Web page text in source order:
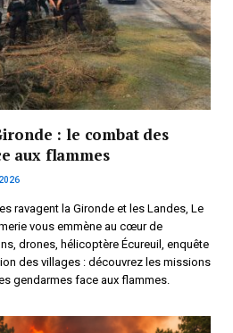
: le combat des
aux flammes
ravagent la Gironde et les Landes, Le
vous emmène au cœur de
drones, hélicoptère Écureuil, enquête
des villages : découvrez les missions
gendarmes face aux flammes.